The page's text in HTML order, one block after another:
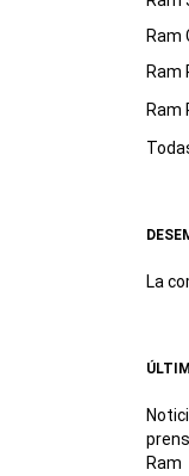
Ram
Ram
Ram
La
Ram